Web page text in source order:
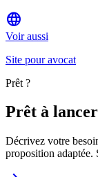
language
Voir aussi
Site pour avocat
Prêt ?
Prêt à
Décrivez votre
proposition adaptée.